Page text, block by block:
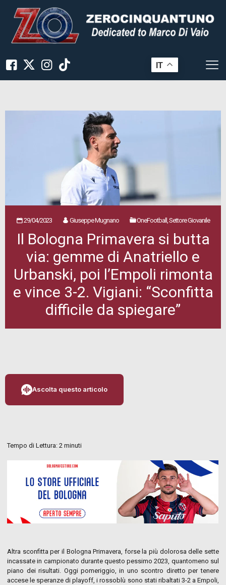
IT
29/04/2023 Giuseppe Mugnano OneFootball, Settore Giovanile
Il Bologna Primavera si butta
via: gemme di Anatriello e
Urbanski, poi l’Empoli rimonta
e vince 3-2. Vigiani: “Sconfitta
difficile da spiegare”
Ascolta questo articolo
Tempo di Lettura:2 minuti
Altra sconfitta per il Bologna Primavera, forse la più dolorosa delle sette
incassate in campionato durante questo pessimo 2023, quantomeno sul
piano dei risultati. Oggi pomeriggio, in uno scontro diretto per tenere
accese le speranze di playoff, i rossoblù sono stati ribaltati 3-2 a Empoli,